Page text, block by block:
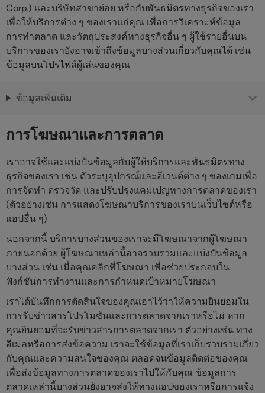
Corp.) และบริษัทสาขาย่อย หรือกับพันธมิตรทางธุรกิจของเรา
เพื่อให้บริการต่าง ๆ ของเราแก่คุณ เพื่อการวิเคราะห์ข้อมูล
การทำตลาด และวัตถุประสงค์ทางธุรกิจอื่น ๆ ผู้ใช้รายอื่นบน
บริการของเรายังอาจเข้าถึงข้อมูลบางส่วนเกี่ยวกับคุณได้ เช่น
ข้อมูลบนโปรไฟล์ผู้เล่นของคุณ
ข้อมูลเพิ่มเติม
การโฆษณาและการตลาด
เราอาจใช้และแบ่งปันข้อมูลกับผู้ให้บริการและพันธมิตรทาง
ธุรกิจของเรา เช่น ตัวระบุอุปกรณ์และอีเวนต์ต่าง ๆ ของเกมเพื่อ
การจัดทำ ตรวจวัด และปรับปรุงแคมเปญทางการตลาดของเรา
(ตัวอย่างเช่น การแสดงโฆษณาบริการของเราบนเว็บไซต์หรือ
แอปอื่น ๆ)
นอกจากนี้ บริการบางส่วนของเราจะมีโฆษณาจากผู้โฆษณา
ภายนอกด้วย ผู้โฆษณาเหล่านี้อาจรวบรวมและแบ่งปันข้อมูล
บางส่วน เช่น เมื่อคุณคลิกที่โฆษณา เพื่อช่วยประกอบใน
ฟังก์ชันการทำงานและการกำหนดเป้าหมายโฆษณา
เราได้บันทึกการตัดสินใจของคุณเอาไว้ว่าให้ความยินยอมใน
การรับข่าวสารโปรโมชันและการตลาดจากเราหรือไม่ หาก
คุณยินยอมที่จะรับข่าวสารการตลาดจากเรา ตัวอย่างเช่น ทาง
อีเมลหรือการส่งข้อความ เราจะใช้ข้อมูลที่เราเก็บรวบรวมเกี่ยว
กับคุณและความสนใจของคุณ ตลอดจนข้อมูลติดต่อของคุณ
เพื่อส่งข้อมูลทางการตลาดของเราไปให้กับคุณ ข้อมูลการ
ตลาดเหล่านี้บางส่วนยังอาจส่งให้ทางแอปของเราหรือการแจ้ง